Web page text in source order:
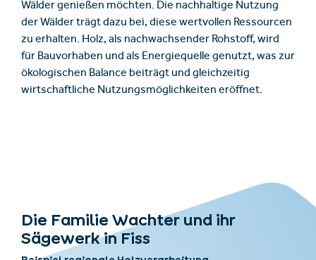
Wälder genießen möchten. Die nachhaltige Nutzung
der Wälder trägt dazu bei, diese wertvollen Ressourcen
zu erhalten. Holz, als nachwachsender Rohstoff, wird
für Bauvorhaben und als Energiequelle genutzt, was zur
ökologischen Balance beiträgt und gleichzeitig
wirtschaftliche Nutzungsmöglichkeiten eröffnet.
Die Familie Wachter und ihr
Sägewerk in Fiss